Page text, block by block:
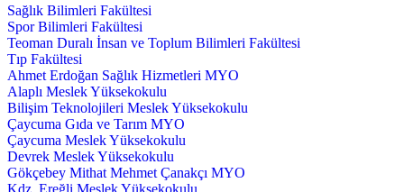
Sağlık Bilimleri Fakültesi
Spor Bilimleri Fakültesi
Teoman Duralı İnsan ve Toplum Bilimleri Fakültesi
Tıp Fakültesi
Ahmet Erdoğan Sağlık Hizmetleri MYO
Alaplı Meslek Yüksekokulu
Bilişim Teknolojileri Meslek Yüksekokulu
Çaycuma Gıda ve Tarım MYO
Çaycuma Meslek Yüksekokulu
Devrek Meslek Yüksekokulu
Gökçebey Mithat Mehmet Çanakçı MYO